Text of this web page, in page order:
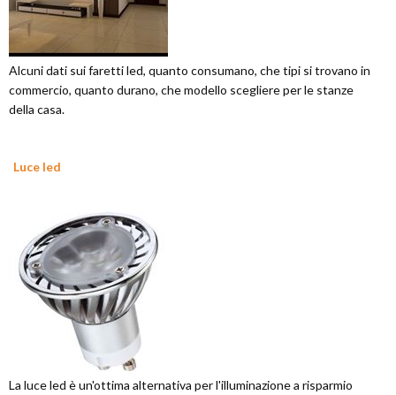
Alcuni dati sui faretti led, quanto consumano, che tipi si trovano in
commercio, quanto durano, che modello scegliere per le stanze
della casa.
Luce led
La luce led è un'ottima alternativa per l'illuminazione a risparmio